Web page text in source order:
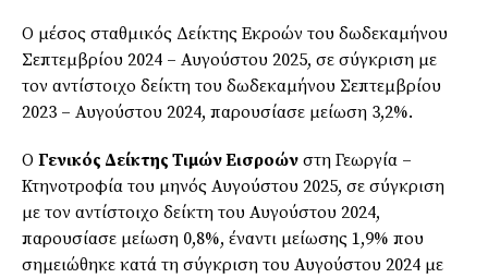
Ο μέσος σταθμικός Δείκτης Εκροών του δωδεκαμήνου
Σεπτεμβρίου 2024 – Αυγούστου 2025, σε σύγκριση με
τον αντίστοιχο δείκτη του δωδεκαμήνου Σεπτεμβρίου
2023 – Αυγούστου 2024, παρουσίασε μείωση 3,2%.
Ο Γενικός Δείκτης Τιμών Εισροών στη Γεωργία –
Κτηνοτροφία του μηνός Αυγούστου 2025, σε σύγκριση
με τον αντίστοιχο δείκτη του Αυγούστου 2024,
παρουσίασε μείωση 0,8%, έναντι μείωσης 1,9% που
σημειώθηκε κατά τη σύγκριση του Αυγούστου 2024 με